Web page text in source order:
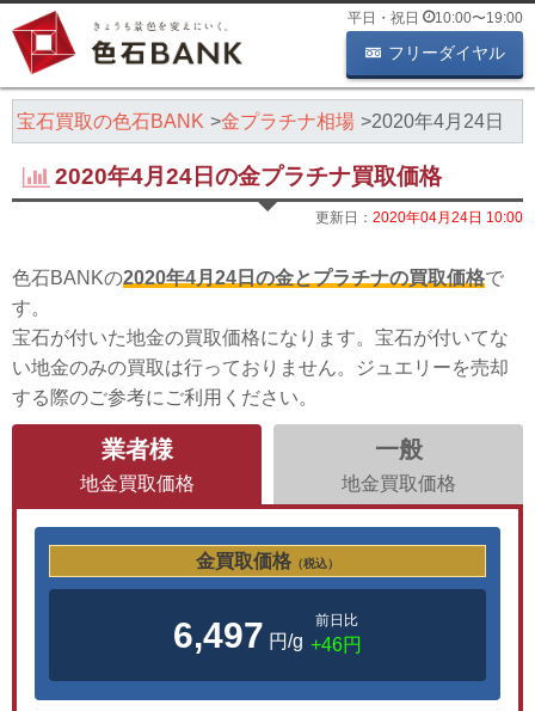
平日・祝日 10:00〜19:00
フリーダイヤル
宝石買取の色石BANK 金プラチナ相場 2020年4月24日
2020年4月24日の金プラチナ買取価格
更新日： 2020年04月24日 10:00
色石BANKの2020年4月24日の金とプラチナの買取価格で
す。
宝石が付いた地金の買取価格になります。宝石が付いてな
い地金のみの買取は行っておりません。ジュエリーを売却
する際のご参考にご利用ください。
業者様
地金買取価格
一般
地金買取価格
金買取価格 （税込）
6,497 円/g
前日比
+46円